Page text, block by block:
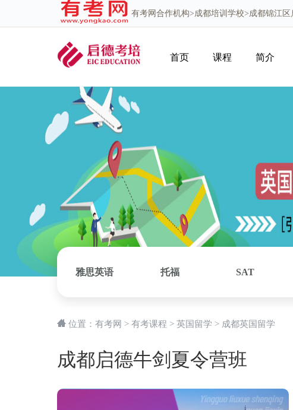
有考网 合作机构>成都培训学校>成都锦江区
首页 课程 简介
雅思英语 托福 SAT
位置： 有考网 > 有考课程 > 英国留学 > 成都英国留学
成都启德牛剑夏令营班